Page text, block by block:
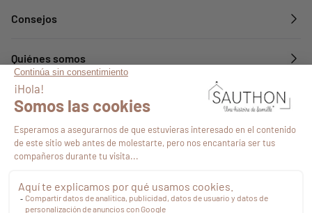
Consejos
Quiénes somos
Servicios
Síguenos en